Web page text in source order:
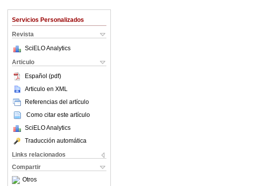
Servicios Personalizados
Revista
SciELO Analytics
Articulo
Español (pdf)
Articulo en XML
Referencias del artículo
Como citar este artículo
SciELO Analytics
Traducción automática
Links relacionados
Compartir
Otros